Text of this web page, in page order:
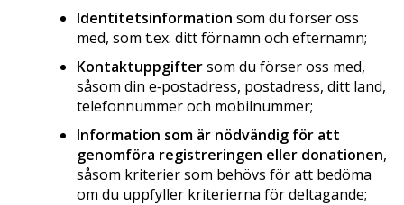
Identitetsinformation som du förser oss
med, som t.ex. ditt förnamn och efternamn;
Kontaktuppgiftersom du förser oss med,
såsom din e‑postadress, postadress, ditt land,
telefonnummer och mobilnummer;
Information som är nödvändig för att
genomföra registreringen eller donationen,
såsom kriterier som behövs för att bedöma
om du uppfyller kriterierna för deltagande;